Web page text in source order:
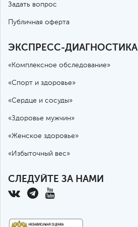
Задать вопрос
Публичная оферта
ЭКСПРЕСС-ДИАГНОСТИКА
«Комплексное обследование»
«Спорт и здоровье»
«Сердце и сосуды»
«Здоровье мужчин»
«Женское здоровье»
«Избыточный вес»
СЛЕДУЙТЕ ЗА НАМИ